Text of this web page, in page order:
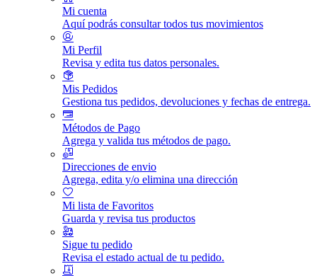
Mi cuenta
Aquí podrás consultar todos tus movimientos
Mi Perfil
Revisa y edita tus datos personales.
Mis Pedidos
Gestiona tus pedidos, devoluciones y fechas de entrega.
Métodos de Pago
Agrega y valida tus métodos de pago.
Direcciones de envio
Agrega, edita y/o elimina una dirección
Mi lista de Favoritos
Guarda y revisa tus productos
Sigue tu pedido
Revisa el estado actual de tu pedido.